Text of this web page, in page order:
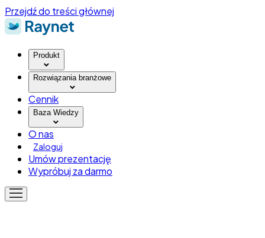
Przejdź do treści głównej
Produkt
Rozwiązania branżowe
Cennik
Baza Wiedzy
O nas
Zaloguj
Umów prezentację
Wypróbuj za darmo